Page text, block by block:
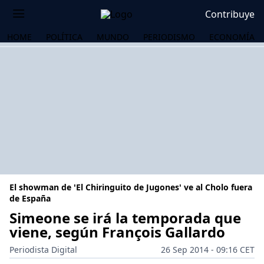
Contribuye
HOME POLÍTICA MUNDO PERIODISMO ECONOMÍA
El showman de 'El Chiringuito de Jugones' ve al Cholo fuera
de España
Simeone se irá la temporada que
viene, según François Gallardo
Periodista Digital
26 Sep 2014 - 09:16 CET